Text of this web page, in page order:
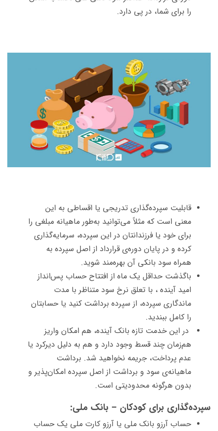
را برای شما، در پی دارد.
قابلیت سپرده‌گذاری تدریجی یا اقساطی به این
معنی است که مثلاً می‌توانید به‌طور ماهیانه مبلغی را
برای خود یا فرزندانتان در این سپرده، سرمایه‌گذاری
کرده و در پایان دوره‌ی قرارداد از اصل سپرده به
همراه سود بانکی آن بهره‌مند شوید.
باگذشت حداقل یک ماه از افتتاح حساب پس‌انداز
امید آینده ، با تعلق نرخ سود متناظر با مدت
ماندگاری سپرده، از سپرده‌ برداشت کنید یا حسابتان
را کامل ببندید.
در این خدمت تازه بانک آینده، هم امکان واریز
هم‌زمان چند قسط وجود دارد و هم به دلیل دیرکرد یا
عدم پرداخت، جریمه نخواهید شد. برداشت
ماهیانه‌ی سود و برداشت از اصل سپرده امکان‌‌پذیر و
بدون هرگونه محدودیتی است.
سپرده‌گذاری برای کودکان – بانک ملی:
حساب آرزو بانک ملی یا آرزو کارت ملی یک حساب